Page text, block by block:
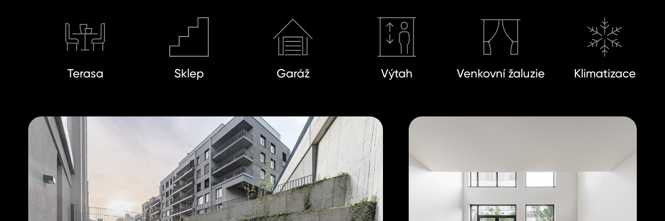
Terasa Sklep Garáž Výtah Venkovní žaluzie Klimatizace